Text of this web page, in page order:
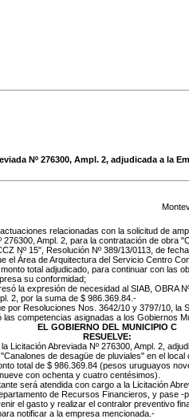
Nº 276300, Ampl. 2, adjudicada a la
relacionadas con la solicitud de
276300, Ampl. 2, para la contratación de obra
Nº 15", Resolución Nº 389/13/0113, de
el Área de Arquitectura del Servicio Centro
total adjudicado, para continuar con las
su conformidad;
la expresión de necesidad al SIAB, OBRA
2, por la suma de $ 986.369.84.-
por Resoluciones Nos. 3642/10 y 3797/10, la
las competencias asignadas a los Gobiernos
EL GOBIERNO DEL MUNICIPIO C
RESUELVE:
Licitación Abreviada Nº 276300, Ampl. 2,
de desagüe de pluviales" en el local
total de $ 986.369.84 (pesos uruguayos
con ochenta y cuatro centésimos).
será atendida con cargo a la Licitación
de Recursos Financieros, y pase -
el gasto y realizar el contralor preventivo
notificar a la empresa mencionada.-